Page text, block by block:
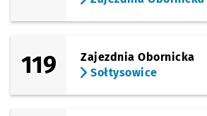
119
Zajezdnia Obornicka
Sołtysowice